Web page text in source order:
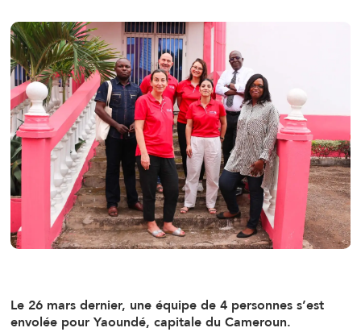
Le 26 mars dernier, une équipe de 4 personnes s’est
envolée pour Yaoundé, capitale du Cameroun.